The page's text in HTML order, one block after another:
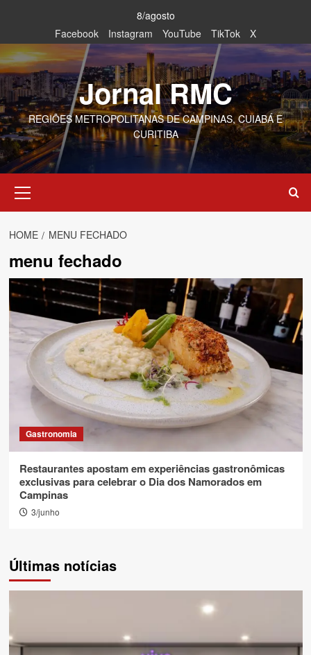
content
8/agosto
Facebook
Instagram YouTube TikTok X
Jornal RMC
REGIÕES METROPOLITANAS DE CAMPINAS, CUIABÁ E
CURITIBA
Menu
HOME MENU FECHADO
menu fechado
Gastronomia
Restaurantes apostam em experiências gastronômicas
exclusivas para celebrar o Dia dos Namorados em
Campinas
3/junho
Últimas notícias